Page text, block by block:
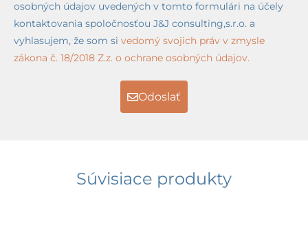
osobných údajov uvedených v tomto formulári na účely
kontaktovania spoločnosťou J&J consulting,s.r.o. a
vyhlasujem, že som si vedomý svojich práv v zmysle
zákona č. 18/2018 Z.z. o ochrane osobných údajov.
Odoslať
Súvisiace produkty